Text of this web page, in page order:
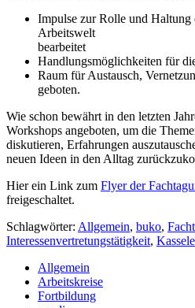
Impulse zur Rolle und
Arbeitswelt
bearbeitet
Handlungsmöglichkeiten für
Raum für Austausch,
geboten.
Wie schon bewährt in den letzten
Workshops angeboten, um die
diskutieren, Erfahrungen
neuen Ideen in den Alltag
Hier ein Link zum Flyer der
freigeschaltet.
Schlagwörter: Allgemein, buko,
Interessenvertretungstätigkeit,
Allgemein
Arbeitskreise
Fortbildung